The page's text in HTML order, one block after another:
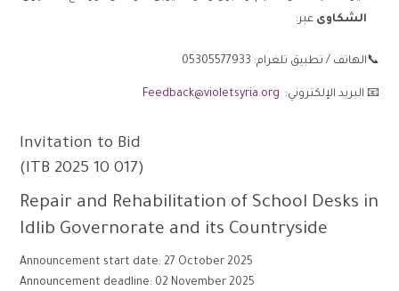
الشكاوى عبر:
📞الهاتف / تطبيق تلغرام: 05305577933
📧 البريد الإلكتروني: Feedback@violetsyria.org
Invitation to Bid
(ITB 2025 10 017)
Repair and Rehabilitation of School Desks in
Idlib Governorate and its Countryside
Announcement start date: 27 October 2025
Announcement deadline: 02 November 2025